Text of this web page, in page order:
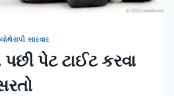
સારવાર
પેટ ટાઈટ કરવા